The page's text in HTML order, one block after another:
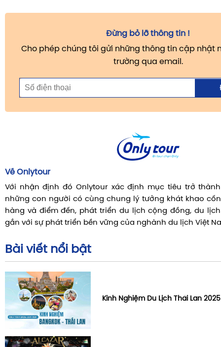
Đừng bỏ lỡ thông tin !
Cho phép chúng tôi gửi những thông tin cập nhật
trường qua email.
Về Onlytour
Với nhận định đó Onlytour xác định mục tiêu trở
những con người có cùng chung lý tưởng khát khao
hàng và điểm đến, phát triển du lịch cộng đồng, du
gắn với sự phát triển bền vững của nghành du lịch Việt
Bài viết nổi bật
Kinh Nghiệm Du Lịch Thái Lan 2025